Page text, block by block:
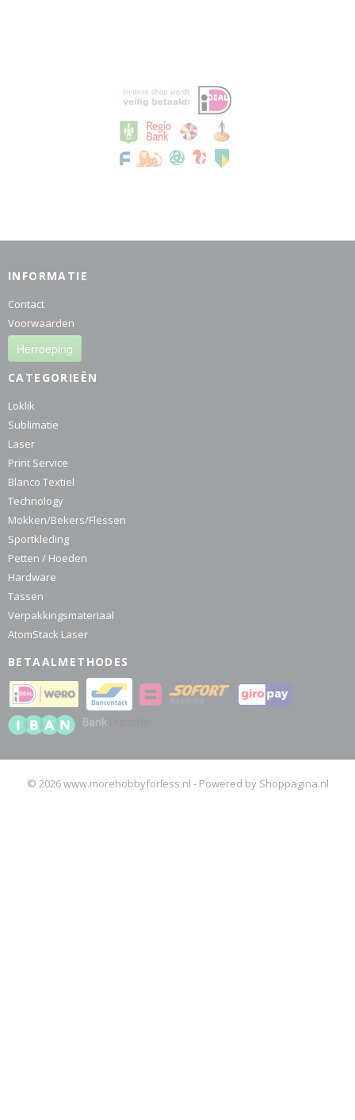
INFORMATIE
Contact
Voorwaarden
Herroeping
CATEGORIEËN
Loklik
Sublimatie
Laser
Print Service
Blanco Textiel
Technology
Mokken/Bekers/Flessen
Sportkleding
Petten / Hoeden
Hardware
Tassen
Verpakkingsmateriaal
AtomStack Laser
BETAALMETHODES
© 2026 www.morehobbyforless.nl - Powered by Shoppagina.nl